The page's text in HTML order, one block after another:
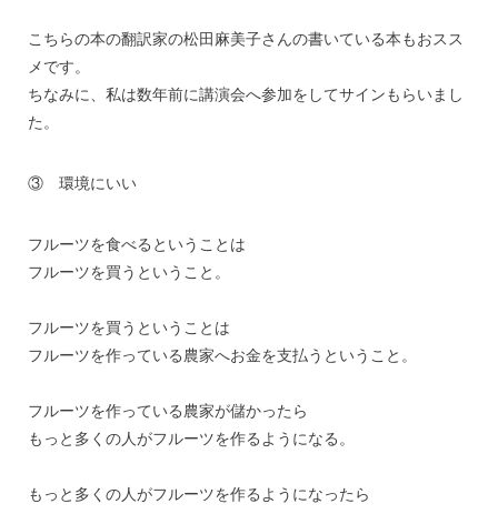
こちらの本の翻訳家の松田麻美子さんの書いている本もおスス
メです。
ちなみに、私は数年前に講演会へ参加をしてサインもらいまし
た。
③ 環境にいい
フルーツを食べるということは
フルーツを買うということ。
フルーツを買うということは
フルーツを作っている農家へお金を支払うということ。
フルーツを作っている農家が儲かったら
もっと多くの人がフルーツを作るようになる。
もっと多くの人がフルーツを作るようになったら